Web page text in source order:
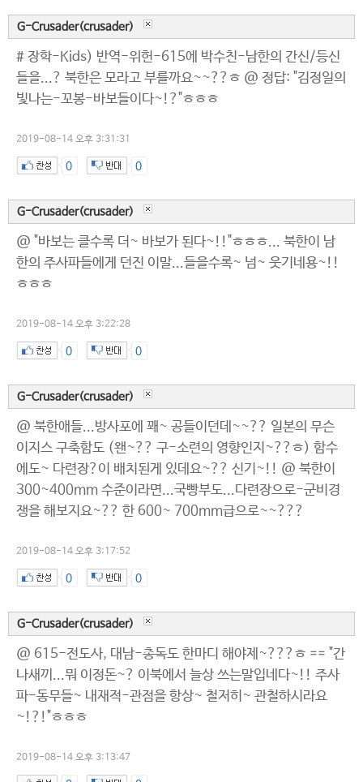
G-Crusader(crusader)
# 장학-Kids) 반역-위헌-615에 박수친-남한의 간신/등신
들을...? 북한은 모라고 부를까요~~??ㅎ @ 정답: "김정일의
빛나는-꼬봉-바보들이다~!?"ㅎㅎㅎ
2019-08-14 오후 3:31:31
0 0
G-Crusader(crusader)
@ "바보는 클수록 더~ 바보가 된다~!!"ㅎㅎㅎ... 북한이 남
한의 주사파들에게 던진 이말...들을수록~ 넘~ 웃기네용~!!
ㅎㅎㅎ
2019-08-14 오후 3:22:28
0 0
G-Crusader(crusader)
@ 북한애들...방사포에 꽤~ 공들이던데~~?? 일본의 무슨
이지스 구축함도 (왠~?? 구-소련의 영향인지~??ㅎ) 함수
에도~ 다련장?이 배치된게 있데요~?? 신기~!! @ 북한이
300~400mm 수준이라면...국빵부도...다련장으로-군비경
쟁을 해보지요~?? 한 600~ 700mm급으로~~???
2019-08-14 오후 3:17:52
0 0
G-Crusader(crusader)
@ 615-전도사, 대남-총독도 한마디 해야제~???ㅎ == "간
나새끼...뭐 이정돈~? 이북에서 늘상 쓰는말입네다~!! 주사
파-동무들~ 내재적-관점을 항상~ 철저히~ 관철하시라요
~!?!"ㅎㅎㅎ
2019-08-14 오후 3:13:47